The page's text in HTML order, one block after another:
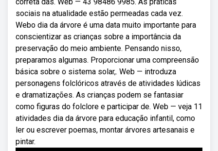
sociais na atualidade estão permeadas cada vez.
Webo dia da árvore é uma data muito importante para
conscientizar as crianças sobre a importância da
preservação do meio ambiente. Pensando nisso,
preparamos algumas. Proporcionar uma compreensão
básica sobre o sistema solar,. Web — introduza
personagens folclóricos através de atividades lúdicas
e dramatizações. As crianças podem se fantasiar
como figuras do folclore e participar de. Web — veja 11
atividades dia da árvore para educação infantil, como
ler ou escrever poemas, montar árvores artesanais e
pintar.